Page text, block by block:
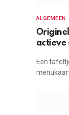
ALGEMEEN
actieve
Een